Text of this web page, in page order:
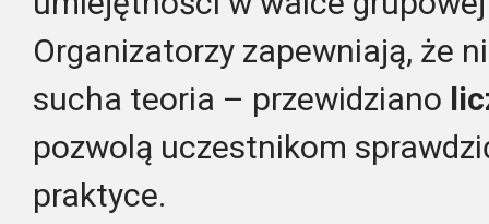
Organizatorzy zapewniają, że
sucha teoria – przewidziano
pozwolą uczestnikom
praktyce.